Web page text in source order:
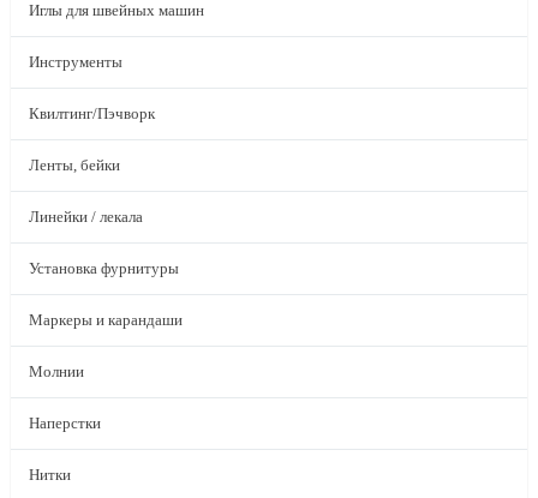
Иглы для швейных машин
Инструменты
Квилтинг/Пэчворк
Ленты, бейки
Линейки / лекала
Установка фурнитуры
Маркеры и карандаши
Молнии
Наперстки
Нитки